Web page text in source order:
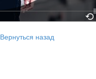
Вернуться назад